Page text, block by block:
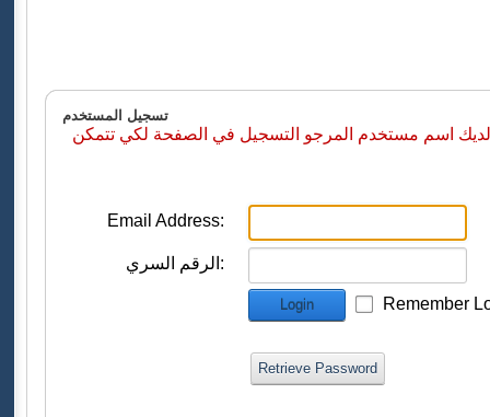
تسجيل المستخدم
اسم مستخدم المرجو التسجيل في الصفحة لكي تتمكن
Email Address:
الرقم السري:
Login Remember
Retrieve Password